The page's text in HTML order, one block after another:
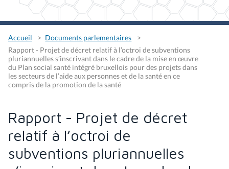
Accueil
Documents parlementaires
Rapport - Projet de décret relatif à l’octroi de subventions
pluriannuelles s’inscrivant dans le cadre de la mise en œuvre
du Plan social santé intégré bruxellois pour des projets dans
les secteurs de l’aide aux personnes et de la santé en ce
compris de la promotion de la santé
Rapport - Projet de décret
relatif à l’octroi de
subventions pluriannuelles